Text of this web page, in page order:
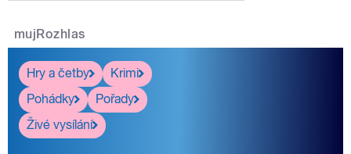
mujRozhlas
Hry a četby
Krimi
Pohádky
Pořady
Živé vysílání